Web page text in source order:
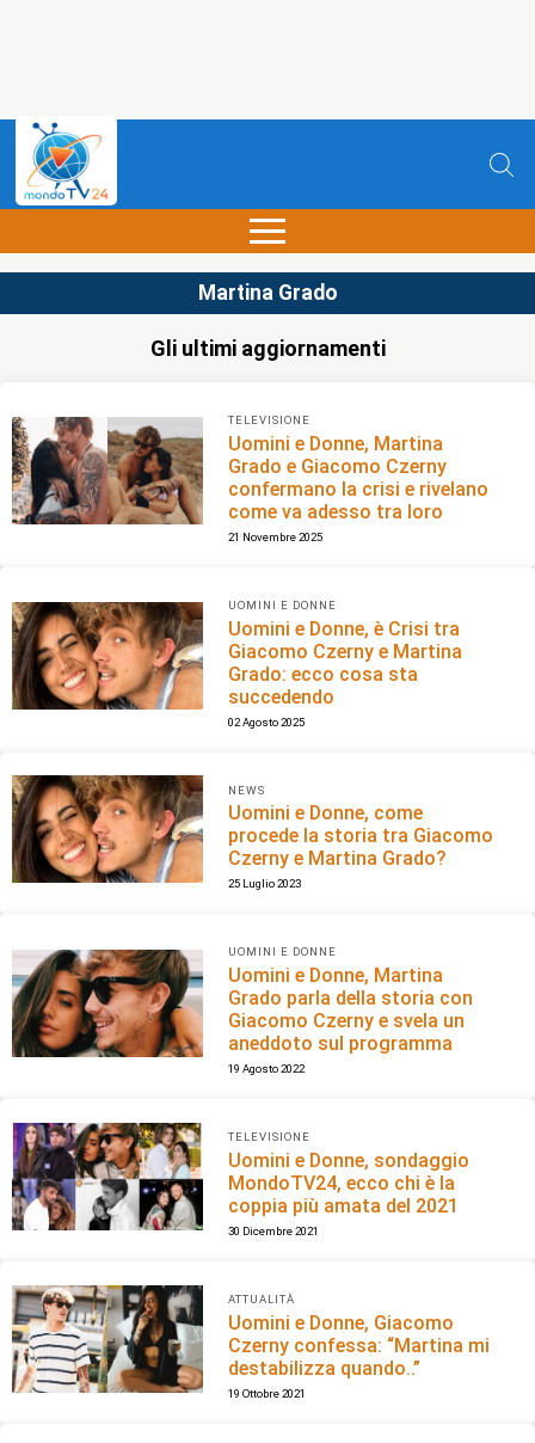
Martina Grado
Gli ultimi aggiornamenti
TELEVISIONE
Uomini e Donne, Martina
Grado e Giacomo Czerny
confermano la crisi e rivelano
come va adesso tra loro
21 Novembre 2025
UOMINI E DONNE
Uomini e Donne, è Crisi tra
Giacomo Czerny e Martina
Grado: ecco cosa sta
succedendo
02 Agosto 2025
NEWS
Uomini e Donne, come
procede la storia tra Giacomo
Czerny e Martina Grado?
25 Luglio 2023
UOMINI E DONNE
Uomini e Donne, Martina
Grado parla della storia con
Giacomo Czerny e svela un
aneddoto sul programma
19 Agosto 2022
TELEVISIONE
Uomini e Donne, sondaggio
MondoTV24, ecco chi è la
coppia più amata del 2021
30 Dicembre 2021
ATTUALITÀ
Uomini e Donne, Giacomo
Czerny confessa: “Martina mi
destabilizza quando..”
19 Ottobre 2021